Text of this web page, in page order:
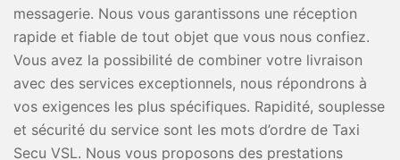
messagerie. Nous vous garantissons une réception
rapide et fiable de tout objet que vous nous confiez.
Vous avez la possibilité de combiner votre livraison
avec des services exceptionnels, nous répondrons à
vos exigences les plus spécifiques. Rapidité, souplesse
et sécurité du service sont les mots d’ordre de Taxi
Secu VSL. Nous vous proposons des prestations